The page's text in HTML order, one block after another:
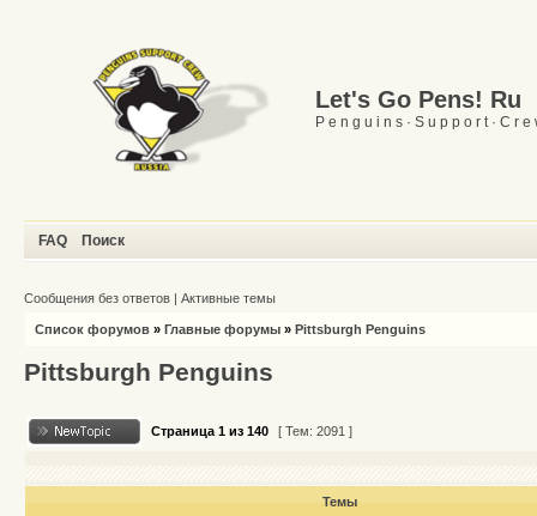
Let's Go Pens! Ru
P e n g u i n s · S u p p o r t · C r e
FAQ Поиск
Сообщения без ответов | Активные темы
Список форумов » Главные форумы » Pittsburgh Penguins
Pittsburgh Penguins
Страница 1 из 140 [ Тем: 2091 ]
Темы